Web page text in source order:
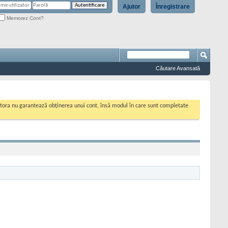
Înregistrare
Ajutor
Memorez Cont?
Căutare Avansată
nu garantează obținerea unui cont, însă modul în care sunt completate